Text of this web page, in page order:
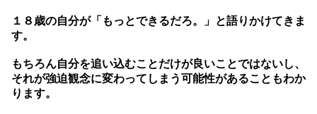
１８歳の自分が「もっとできるだろ。」と語りかけてきま
す。
もちろん自分を追い込むことだけが良いことではないし、
それが強迫観念に変わってしまう可能性があることもわか
ります。